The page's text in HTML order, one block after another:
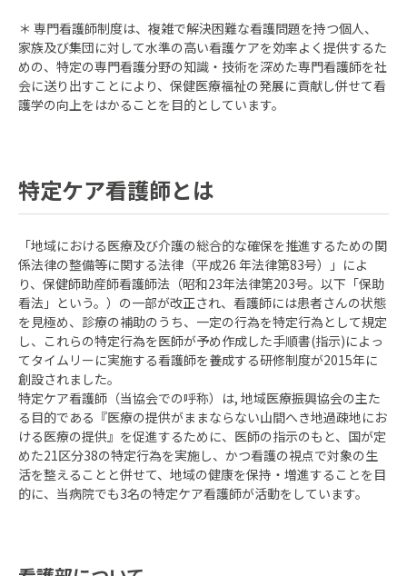
＊ 専門看護師制度は、複雑で解決困難な看護問題を持つ個人、
家族及び集団に対して水準の高い看護ケアを効率よく提供するた
めの、特定の専門看護分野の知識・技術を深めた専門看護師を社
会に送り出すことにより、保健医療福祉の発展に貢献し併せて看
護学の向上をはかることを目的としています。
特定ケア看護師とは
「地域における医療及び介護の総合的な確保を推進するための関
係法律の整備等に関する法律（平成26 年法律第83号）」によ
り、保健師助産師看護師法（昭和23年法律第203号。以下「保助
看法」という。）の一部が改正され、看護師には患者さんの状態
を見極め、診療の補助のうち、一定の行為を特定行為として規定
し、これらの特定行為を医師が予め作成した手順書(指示)によっ
てタイムリーに実施する看護師を養成する研修制度が2015年に
創設されました。
特定ケア看護師（当協会での呼称）は, 地域医療振興協会の主た
る目的である『医療の提供がままならない山間へき地過疎地にお
ける医療の提供』を促進するために、医師の指示のもと、国が定
めた21区分38の特定行為を実施し、かつ看護の視点で対象の生
活を整えることと併せて、地域の健康を保持・増進することを目
的に、当病院でも3名の特定ケア看護師が活動をしています。